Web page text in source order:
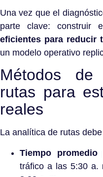
Una vez que el
parte clave: construir
eficientes para reducir
un modelo operativo
Métodos
rutas para
reales
La analítica de rutas
Tiempo
tráfico a las 5:30 a.